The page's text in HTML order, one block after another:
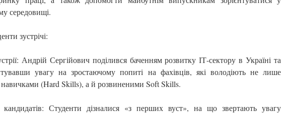
середовищі.
зустрічі:
Андрій Сергійович поділився баченням розвитку ІТ-сектору в Україні та
увагу на зростаючому попиті на фахівців, які володіють не лише
(Hard Skills), а й розвиненими Soft Skills.
Студенти дізналися «з перших вуст», на що звертають увагу